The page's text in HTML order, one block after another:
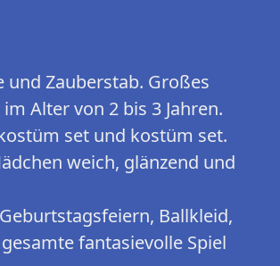
und Zauberstab. Großes
Alter von 2 bis 3 Jahren.
set und kostüm set.
weich, glänzend und
Ballkleid,
fantasievolle Spiel